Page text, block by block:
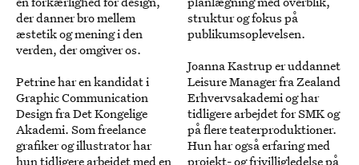
der danner bro mellem
æstetik og mening i den
verden, der omgiver os.
Petrine har en kandidat i
Graphic Communication
Design fra Det Kongelige
Akademi. Som freelance
grafiker og illustrator har
hun tidligere arbejdet med en
struktur og fokus på
publikumsoplevelsen.
Joanna Kastrup er uddannet
Leisure Manager fra Zealand
Erhvervsakademi og har
tidligere arbejdet for SMK og
på flere teaterproduktioner.
Hun har også erfaring med
projekt- og frivilligledelse på